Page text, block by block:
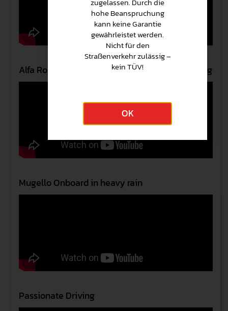
Alfa Romeo GTA 1600 (1969) at Hockenheimring
Mugello Onboard in heavy rain
Passionate Driving
hohe Beanspruchung
kann keine Garantie
gewährleistet werden.
Nicht für den
Straßenverkehr zulässig –
kein TÜV!
OK